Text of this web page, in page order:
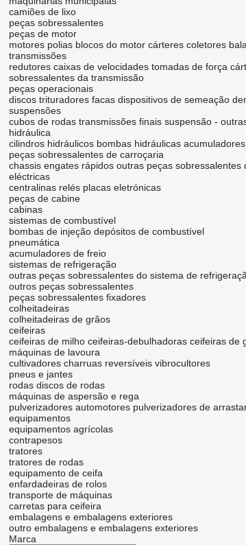
camiões de lixo
peças sobressalentes
peças de motor
motores polias blocos do motor cárteres coletores
transmissões
redutores caixas de velocidades tomadas de força
sobressalentes da transmissão
peças operacionais
discos trituradores facas dispositivos de semeação
suspensões
cubos de rodas transmissões finais suspensão -
hidráulica
cilindros hidráulicos bombas hidráulicas
peças sobressalentes de carroçaria
chassis engates rápidos outras peças sobressalentes
eléctricas
centralinas relés placas eletrónicas
peças de cabine
cabinas
sistemas de combustível
bombas de injeção depósitos de combustível
pneumática
acumuladores de freio
sistemas de refrigeração
outras peças sobressalentes do sistema de
outros peças sobressalentes
peças sobressalentes fixadores
colheitadeiras
colheitadeiras de grãos
ceifeiras
ceifeiras de milho ceifeiras-debulhadoras ceifeiras de
máquinas de lavoura
cultivadores charruas reversíveis vibrocultores
pneus e jantes
rodas discos de rodas
máquinas de aspersão e rega
pulverizadores automotores pulverizadores de
equipamentos
equipamentos agrícolas
contrapesos
tratores
tratores de rodas
equipamento de ceifa
enfardadeiras de rolos
transporte de máquinas
carretas para ceifeira
embalagens e embalagens exteriores
outro embalagens e embalagens exteriores
Marca